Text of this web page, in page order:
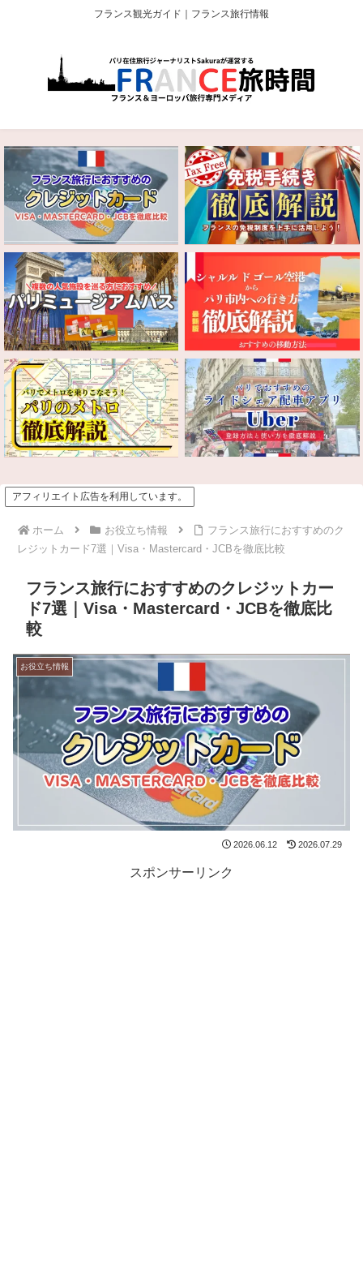
フランス観光ガイド｜フランス旅行情報
アフィリエイト広告を利用しています。
ホーム お役立ち情報
フランス旅行におすすめのク
レジットカード7選｜Visa・Mastercard・JCBを徹底比較
フランス旅行におすすめのクレジットカー
ド7選｜Visa・Mastercard・JCBを徹底比
較
お役立ち情報
2026.06.12 2026.07.29
スポンサーリンク